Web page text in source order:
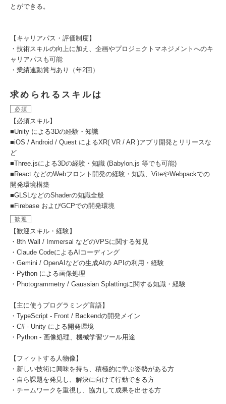
とができる。
【キャリアパス・評価制度】
・技術スキルの向上に加え、企画やプロジェクトマネジメントへのキ
ャリアパスも可能
・業績連動賞与あり（年2回）
求められるスキルは
必須
【必須スキル】
■Unity による3Dの経験・知識
■iOS / Android / Quest によるXR( VR / AR )アプリ開発とリリースな
ど
■Three.jsによる3Dの経験・知識 (Babylon.js 等でも可能)
■React などのWebフロント開発の経験・知識、ViteやWebpackでの
開発環境構築
■GLSLなどのShaderの知識全般
■Firebase およびGCPでの開発環境
歓迎
【歓迎スキル・経験】
・8th Wall / Immersal などのVPSに関する知見
・Claude CodeによるAIコーディング
・Gemini / OpenAIなどの生成AIの APIの利用・経験
・Python による画像処理
・Photogrammetry / Gaussian Splattingに関する知識・経験
【主に使うプログラミング言語】
・TypeScript - Front / Backendの開発メイン
・C# - Unity による開発環境
・Python - 画像処理、機械学習ツール用途
【フィットする人物像】
・新しい技術に興味を持ち、積極的に学ぶ姿勢がある方
・自ら課題を発見し、解決に向けて行動できる方
・チームワークを重視し、協力して成果を出せる方